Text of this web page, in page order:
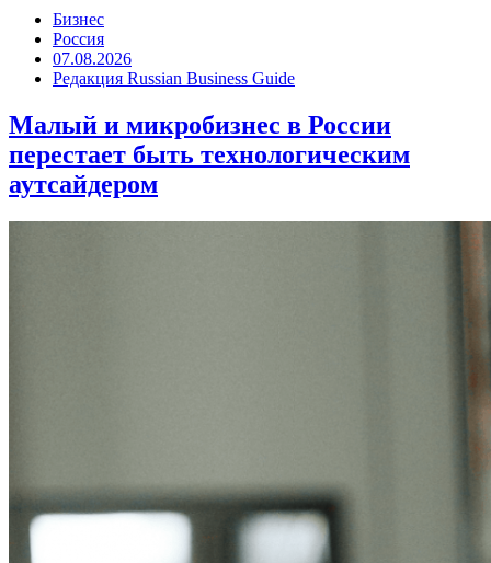
Бизнес
Россия
07.08.2026
Редакция Russian Business Guide
Малый и микробизнес в России
перестает быть технологическим
аутсайдером